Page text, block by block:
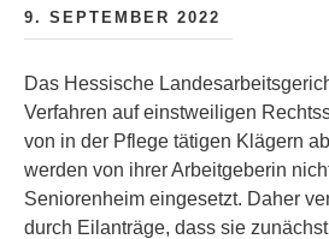
9. SEPTEMBER 2022
Das Hessische
Verfahren auf einstweiligen
von in der Pflege tätigen Klägern
werden von ihrer Arbeitgeberin
Seniorenheim eingesetzt. Daher
durch Eilanträge, dass sie